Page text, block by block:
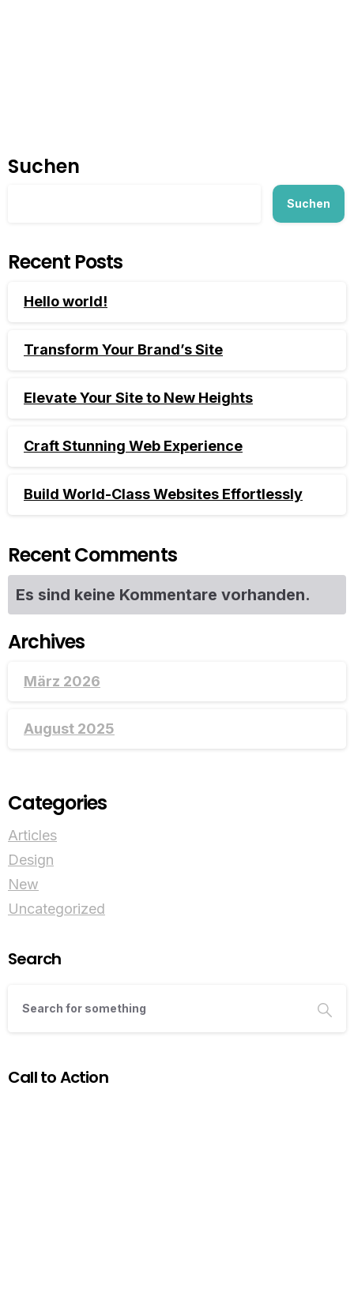
Suchen
Suchen
Recent Posts
Hello world!
Transform Your Brand’s Site
Elevate Your Site to New Heights
Craft Stunning Web Experience
Build World-Class Websites Effortlessly
Recent Comments
Es sind keine Kommentare vorhanden.
Archives
März 2026
August 2025
Categories
Articles
Design
New
Uncategorized
Search
Call to Action